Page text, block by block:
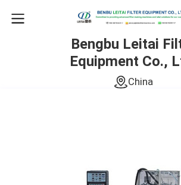
Bengbu Leitai
Equipment Co.,
China